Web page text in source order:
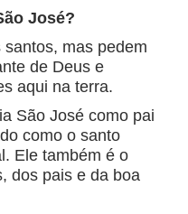
José?
mas pedem
de Deus e
aqui na terra.
São José como pai
como o santo
Ele também é o
dos pais e da boa